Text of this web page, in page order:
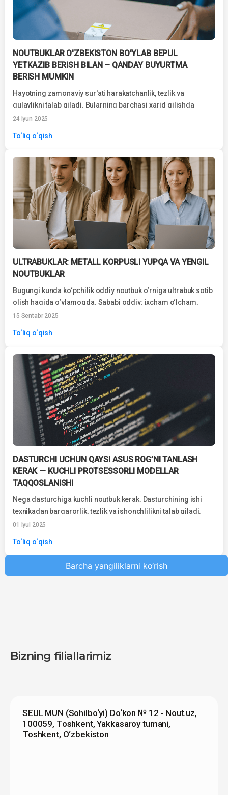
NOUTBUKLAR O'ZBEKISTON BO'YLAB BEPUL
YETKAZIB BERISH BILAN – QANDAY BUYURTMA
BERISH MUMKIN
Hayotning zamonaviy sur'ati harakatchanlik, tezlik va
qulaylikni talab qiladi. Bularning barchasi xarid qilishda
ayniqsa muhim bo'ladi...
24 Iyun 2025
To‘liq o‘qish
ULTRABUKLAR: METALL KORPUSLI YUPQA VA YENGIL
NOUTBUKLAR
Bugungi kunda ko‘pchilik oddiy noutbuk o‘rniga ultrabuk sotib
olish haqida o‘ylamoqda. Sababi oddiy: ixcham o‘lcham,
yengil vazn, yuqori unumdorlik va...
15 Sentabr 2025
To‘liq o‘qish
DASTURCHI UCHUN QAYSI ASUS ROG’NI TANLASH
KERAK — KUCHLI PROTSESSORLI MODELLAR
TAQQOSLANISHI
Nega dasturchiga kuchli noutbuk kerak. Dasturchining ishi
texnikadan barqarorlik, tezlik va ishonchlilikni talab qiladi.
Ayniqsa, agar siz og‘ir dasturlash muhitlari...
01 Iyul 2025
To‘liq o‘qish
Barcha yangiliklarni ko‘rish
Bizning filiallarimiz
SEUL MUN (Sohilbo‘yi) Do‘kon № 12 - Nout.uz,
100059, Toshkent, Yakkasaroy tumani,
Toshkent, O‘zbekiston